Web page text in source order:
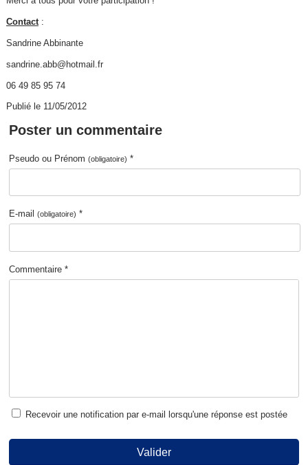
Contact:
Sandrine Abbinante
sandrine.abb@hotmail.fr
06 49 85 95 74
Publié le 11/05/2012
Poster un commentaire
Pseudo ou Prénom(obligatoire) *
E-mail(obligatoire) *
Commentaire *
Recevoir une notification par e-mail lorsqu'une réponse est postée
Valider